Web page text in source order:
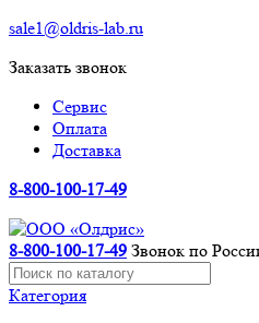
sale1@oldris-lab.ru
Заказать звонок
Сервис
Оплата
Доставка
8-800-100-17-49
8-800-100-17-49 Звонок по
Категория